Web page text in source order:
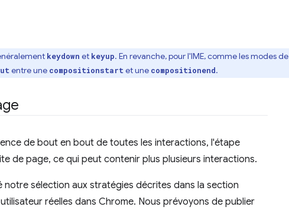
keydown et keyup. En revanche, pour l'IME, comme les modes de
entre une compositionstartet une compositionend.
de bout en bout de toutes les interactions, l'étape
de page, ce qui peut contenir plus plusieurs interactions.
sélection aux stratégies décrites dans la section
réelles dans Chrome. Nous prévoyons de publier